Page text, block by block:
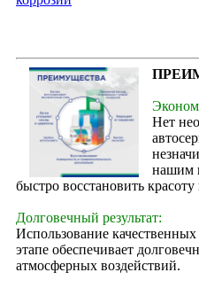
Нет
нашим
быстро восстановить
Долговечный результат:
Использование
этапе обеспечивает
атмосферных воздействий.